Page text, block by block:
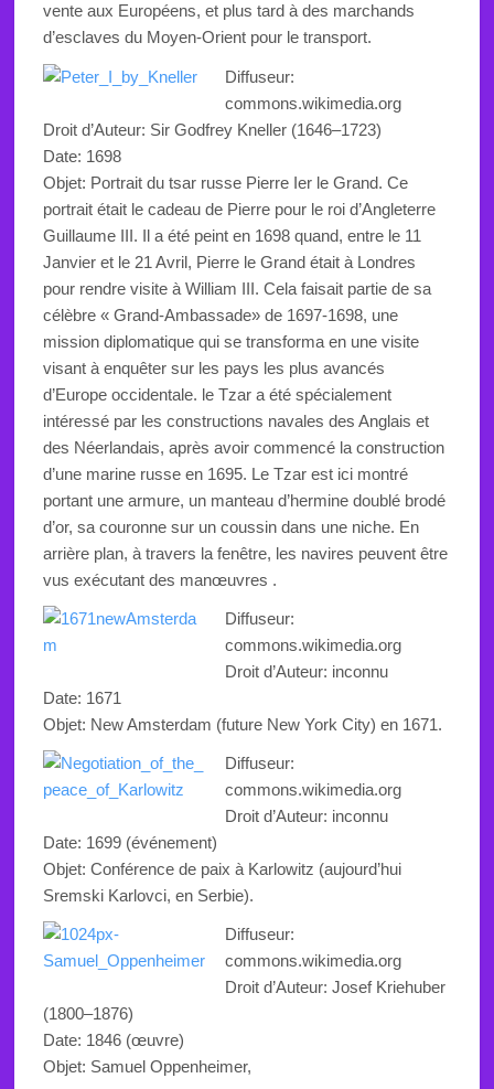
vente aux Européens, et plus tard à des marchands
d’esclaves du Moyen-Orient pour le transport.
Diffuseur:
commons.wikimedia.org
Droit d’Auteur: Sir Godfrey Kneller(1646–1723)
Date: 1698
Objet: Portrait du tsar russe Pierre Ier le Grand. Ce
portrait était le cadeau de Pierre pour le roi d’Angleterre
Guillaume III. Il a été peint en 1698 quand, entre le 11
Janvier et le 21 Avril, Pierre le Grand était à Londres
pour rendre visite à William III. Cela faisait partie de sa
célèbre « Grand-Ambassade» de 1697-1698, une
mission diplomatique qui se transforma en une visite
visant à enquêter sur les pays les plus avancés
d’Europe occidentale. le Tzar a été spécialement
intéressé par les constructions navales des Anglais et
des Néerlandais, après avoir commencé la construction
d’une marine russe en 1695. Le Tzar est ici montré
portant une armure, un manteau d’hermine doublé brodé
d’or, sa couronne sur un coussindans une niche. En
arrière plan, à travers lafenêtre, les navires peuventêtre
vus exécutant des manœuvres .
Diffuseur:
commons.wikimedia.org
Droit d’Auteur: inconnu
Date: 1671
Objet: New Amsterdam (future New York City) en 1671.
Diffuseur:
commons.wikimedia.org
Droit d’Auteur: inconnu
Date: 1699 (événement)
Objet: Conférence de paix à Karlowitz (aujourd’hui
Sremski Karlovci, en Serbie).
Diffuseur:
commons.wikimedia.org
Droit d’Auteur: Josef Kriehuber
(1800–1876)
Date: 1846 (œuvre)
Objet: Samuel Oppenheimer,